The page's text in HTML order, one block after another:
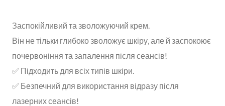
Заспокійливий та зволожуючий крем.
Він не тільки глибоко зволожує шкіру, але й заспокоює
почервоніння та запалення після сеансів!
✅ Підходить для всіх типів шкіри.
✅ Безпечний для використання відразу після
лазерних сеансів!